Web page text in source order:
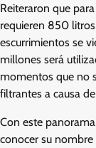
Reiteraron que
requieren 850
escurrimientos se
millones será
momentos que no
filtrantes a causa
Con este
conocer su